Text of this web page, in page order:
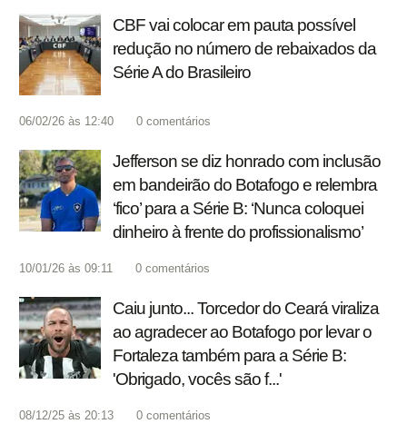
CBF vai colocar em pauta possível
redução no número de rebaixados da
Série A do Brasileiro
06/02/26 às 12:40 0 comentários
Jefferson se diz honrado com inclusão
em bandeirão do Botafogo e relembra
‘fico’ para a Série B: ‘Nunca coloquei
dinheiro à frente do profissionalismo’
10/01/26 às 09:11 0 comentários
Caiu junto... Torcedor do Ceará viraliza
ao agradecer ao Botafogo por levar o
Fortaleza também para a Série B:
'Obrigado, vocês são f...'
08/12/25 às 20:13 0 comentários